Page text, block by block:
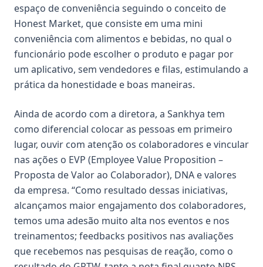
espaço de conveniência seguindo o conceito de
Honest Market, que consiste em uma mini
conveniência com alimentos e bebidas, no qual o
funcionário pode escolher o produto e pagar por
um aplicativo, sem vendedores e filas, estimulando a
prática da honestidade e boas maneiras.
Ainda de acordo com a diretora, a Sankhya tem
como diferencial colocar as pessoas em primeiro
lugar, ouvir com atenção os colaboradores e vincular
nas ações o EVP (Employee Value Proposition –
Proposta de Valor ao Colaborador), DNA e valores
da empresa. “Como resultado dessas iniciativas,
alcançamos maior engajamento dos colaboradores,
temos uma adesão muito alta nos eventos e nos
treinamentos; feedbacks positivos nas avaliações
que recebemos nas pesquisas de reação, como o